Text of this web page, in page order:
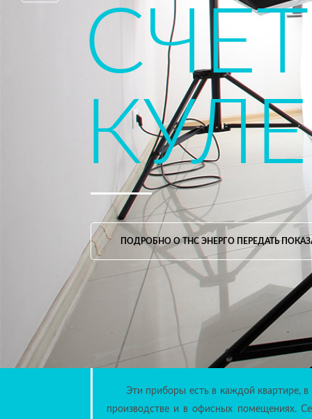
ПОДРОБНО О СЧЕТЧИК ЭЛЕКТРИЧЕСКОЙ
Эти приборы есть в каждой квартире,
производстве и в офисных помещениях.
Довольно много отечественных
популярности – электронные цифровые
РАЗНОВИДНОСТИ СЧЁТЧИКОВ
Сегодня электросчётчики бытовые
электронные. Каждый из этих приборов
Индукционные устройства учёта
Такие приборы считают
верно служит человечеству. Приборы
пришли к современному варианту и классу